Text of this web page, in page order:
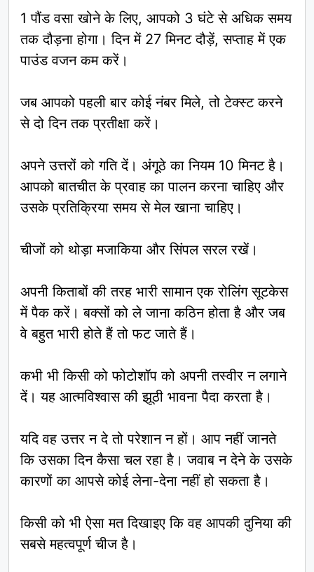
1 पौंड वसा खोने के लिए, आपको 3 घंटे से अधिक समय
तक दौड़ना होगा। दिन में 27 मिनट दौड़ें, सप्ताह में एक
पाउंड वजन कम करें।
जब आपको पहली बार कोई नंबर मिले, तो टेक्स्ट करने
से दो दिन तक प्रतीक्षा करें।
अपने उत्तरों को गति दें। अंगूठे का नियम 10 मिनट है।
आपको बातचीत के प्रवाह का पालन करना चाहिए और
उसके प्रतिक्रिया समय से मेल खाना चाहिए।
चीजों को थोड़ा मजाकिया और सिंपल सरल रखें।
अपनी किताबों की तरह भारी सामान एक रोलिंग सूटकेस
में पैक करें। बक्सों को ले जाना कठिन होता है और जब
वे बहुत भारी होते हैं तो फट जाते हैं।
कभी भी किसी को फोटोशॉप को अपनी तस्वीर न लगाने
दें। यह आत्मविश्वास की झूठी भावना पैदा करता है।
यदि वह उत्तर न दे तो परेशान न हों। आप नहीं जानते
कि उसका दिन कैसा चल रहा है। जवाब न देने के उसके
कारणों का आपसे कोई लेना-देना नहीं हो सकता है।
किसी को भी ऐसा मत दिखाइए कि वह आपकी दुनिया की
सबसे महत्वपूर्ण चीज है।